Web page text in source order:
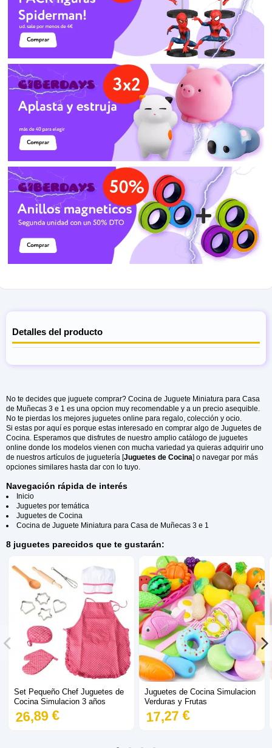
Detalles del producto
No te decides que juguete comprar? Cocina de Juguete Miniatura para Casa
de Muñecas 3 e 1 es una opcion muy recomendable y a un precio asequible.
No te pierdas los mejores juguetes online para regalo, colección y ocio.
Si estas por aquí es porque estas interesado en comprar algo de Juguetes de
Cocina. Esperamos que disfrutes de nuestro amplio catálogo de juguetes
online donde los modelos vienen con mucha variedad ya quieras adquirir uno
de nuestros artículos de juguetería [Juguetes de Cocina] o navegar por más
opciones similares hasta dar con lo tuyo.
Navegación rápida de interés
Inicio
Juguetes por temática
Juguetes de Cocina
Cocina de Juguete Miniatura para Casa de Muñecas 3 e 1
8 juguetes parecidos que te gustarán:
Set Pequeño Chef Juguetes de
Cocina Simulacion 3 años
26,89 €
Juguetes de Cocina Simulacion
Verduras y Frutas
17,27 €